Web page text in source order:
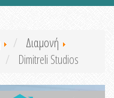
Διαμονή
Dimitreli Studios